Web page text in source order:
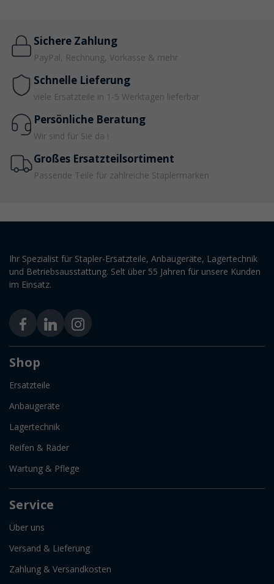
Sichere Zahlung
PayPal, Rechnung, Vorkasse & mehr
Schnelle Lieferung
viele Ersatzteile in 1-5 Werktagen lieferbar
Persönliche Beratung
Wir sind für Sie da !
Großes Ersatzteilsortiment
Passende Teile für zahlreiche Staplermarken
Ihr Spezialist für Stapler-Ersatzteile, Anbaugeräte, Lagertechnik
und Betriebsausstattung. Selt über 55 Jahren für unsere Kunden
im Einsatz.
Shop
Ersatzteile
Anbaugeräte
Lagertechnik
Reifen & Räder
Wartung & Pflege
Service
Über uns
Versand & Lieferung
Zahlung & Versandkosten